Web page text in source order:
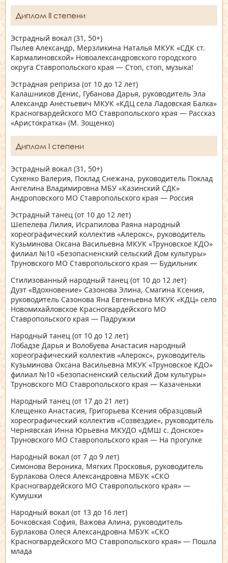
Диплом II степени
Эстрадный вокал (31, 50+)
Пылев Александр, Мерзликина Наталья МКУК «СДК ст.
Кармалиновской» Новоалександровского городского
округа Ставропольского края — Стоп, стоп, музыка!
Эстрадная реприза (от 10 до 12 лет)
Калашников Денис, Губанова Дарья, руководитель Эла
Александр Анестьевич МКУК «КДЦ села Ладовская Балка»
Красногвардейского МО Ставропольского края — Рассказ
«Аристократка» (М. Зощенко)
Диплом I степени
Эстрадный вокал (31, 50+)
Сухенко Валерия, Поклад Снежана, руководитель Поклад
Ангелина Владимировна МБУ «Казинский СДК»
Андроповского МО Ставропольского края — Россия
Эстрадный танец (от 10 до 12 лет)
Шепелева Лилия, Исрапилова Раяна народный
хореографический коллектив «Алерокс», руководитель
Кузьминова Оксана Васильевна МКУК «Труновское КДО»
филиал №10 «Безопасненский сельский Дом культуры»
Труновского МО Ставропольского края — Будильник
Стилизованный народный танец (от 10 до 12 лет)
Дуэт «Вдохновение» Сазонова Элина, Смагина Ксения,
руководитель Сазонова Яна Евгеньевна МКУК «КДЦ» село
Новомихайловское Красногвардейского МО
Ставропольского края — Падружки
Народный танец (от 10 до 12 лет)
Лобадзе Дарья и Волобуева Анастасия народный
хореографический коллектив «Алерокс», руководитель
Кузьминова Оксана Васильевна МКУК «Труновское КДО»
филиал №10 «Безопасненский сельский Дом культуры»
Труновского МО Ставропольского края — Казаченьки
Народный танец (от 17 до 21 лет)
Клещенко Анастасия, Григорьева Ксения образцовый
хореографический коллектив «Созвездие», руководитель
Чернявская Инна Юрьевна МКУДО «ДМШ с. Донское»
Труновского МО Ставропольского края — На прогулке
Народный вокал (от 7 до 9 лет)
Симонова Вероника, Мягких Просковья, руководитель
Бурлакова Олеся Александровна МБУК «СКО
Красногвардейского МО Ставропольского края» —
Кумушки
Народный вокал (от 13 до 16 лет)
Бочковская София, Важова Алина, руководитель
Бурлакова Олеся Александровна МБУК «СКО
Красногвардейского МО Ставропольского края» — Пошла
млада